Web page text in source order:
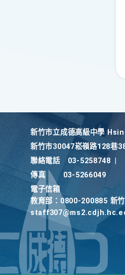
新竹巿立成德高級中學
新竹巿30047崧嶺路128巷
聯絡電話
03-5258748
傳真
03-5266049
電子信箱
教育部：0800-200885 新